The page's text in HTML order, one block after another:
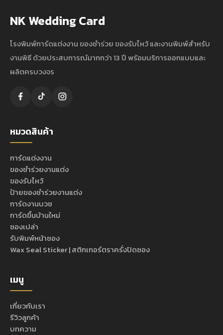
NK Wedding Card
โรงพิมพ์การ์ดแต่งงาน ของชำร่วย ของรับไหว้ และงานพิมพ์สำหรับ
งานพิธี ด้วยประสบการณ์มากกว่า 13 ปี พร้อมบริการออกแบบและ
ผลิตครบวงจร
หมวดสินค้า
การ์ดแต่งงาน
ของชำร่วยงานแต่ง
ของรับไหว้
ป้ายของชำร่วยงานแต่ง
การ์ดงานบวช
การ์ดขึ้นบ้านใหม่
ซองเปล่า
รับพิมพ์หน้าซอง
Wax Seal Sticker | สติกเกอร์ตราครั่งปิดซอง
เมนู
เกี่ยวกับเรา
รีวิวลูกค้า
บทความ